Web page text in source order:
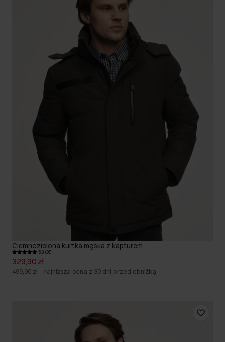
Ciemnozielona kurtka męska z kapturem
5.0 (36)
329,90 zł
499,90 zł - najniższa cena z 30 dni przed obniżką